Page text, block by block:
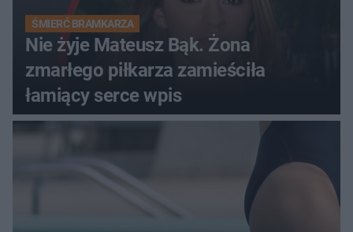
ŚMIERĆ BRAMKARZA
Nie żyje Mateusz Bąk. Żona
zmarłego piłkarza zamieściła
łamiący serce wpis